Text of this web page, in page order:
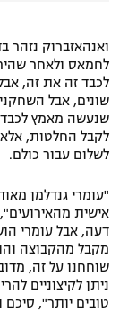
ואנהאזברוק נזהר
לחמאס ולאחר
לכבד זה את זה,
שונים, אבל
שנעשה מאמץ לכבד
לקבל החלטות, אלא
לשלום עבור כולם.
"עומרי גנדלמן
אישית
דעה, אבל עומרי
מקבל מהקבוצה
שוחחנו על זה,
ניתן לקיצוניים
טובים יותר",